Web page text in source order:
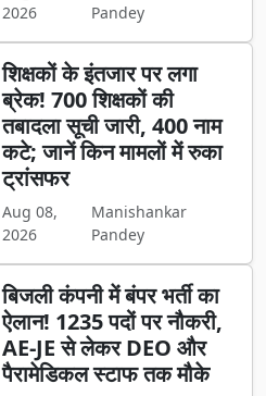
2026
Pandey
शिक्षकों के इंतजार पर लगा
ब्रेक! 700 शिक्षकों की
तबादला सूची जारी, 400 नाम
कटे; जानें किन मामलों में रुका
ट्रांसफर
Aug 08,
2026
Manishankar
Pandey
बिजली कंपनी में बंपर भर्ती का
ऐलान! 1235 पदों पर नौकरी,
AE-JE से लेकर DEO और
पैरामेडिकल स्टाफ तक मौके